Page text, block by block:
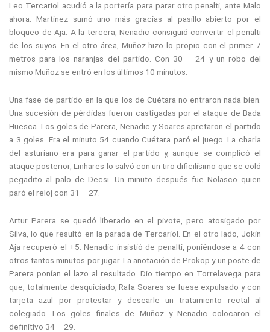
Leo Tercariol acudió a la portería para parar otro penalti, ante Malo
ahora. Martínez sumó uno más gracias al pasillo abierto por el
bloqueo de Aja. A la tercera, Nenadic consiguió convertir el penalti
de los suyos. En el otro área, Muñoz hizo lo propio con el primer 7
metros para los naranjas del partido. Con 30 – 24 y un robo del
mismo Muñoz se entró en los últimos 10 minutos.
Una fase de partido en la que los de Cuétara no entraron nada bien.
Una sucesión de pérdidas fueron castigadas por el ataque de Bada
Huesca. Los goles de Parera, Nenadic y Soares apretaron el partido
a 3 goles. Era el minuto 54 cuando Cuétara paró el juego. La charla
del asturiano era para ganar el partido y, aunque se complicó el
ataque posterior, Linhares lo salvó con un tiro dificilísimo que se coló
pegadito al palo de Decsi. Un minuto después fue Nolasco quien
paró el reloj con 31 – 27.
Artur Parera se quedó liberado en el pivote, pero atosigado por
Silva, lo que resultó en la parada de Tercariol. En el otro lado, Jokin
Aja recuperó el +5. Nenadic insistió de penalti, poniéndose a 4 con
otros tantos minutos por jugar. La anotación de Prokop y un poste de
Parera ponían el lazo al resultado. Dio tiempo en Torrelavega para
que, totalmente desquiciado, Rafa Soares se fuese expulsado y con
tarjeta azul por protestar y desearle un tratamiento rectal al
colegiado. Los goles finales de Muñoz y Nenadic colocaron el
definitivo 34 – 29.